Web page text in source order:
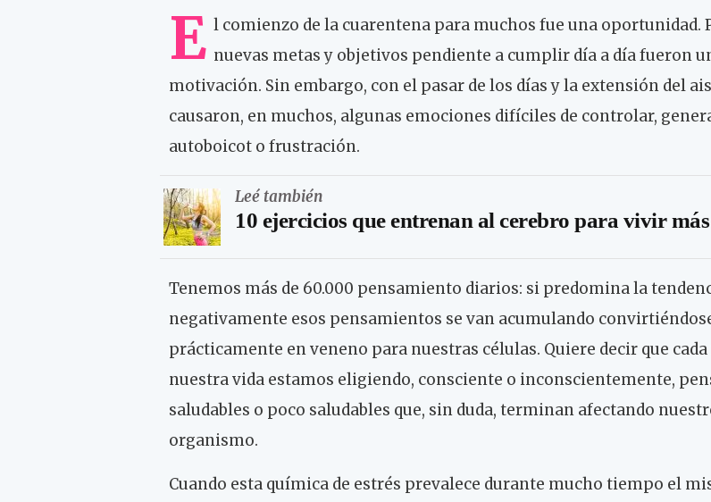
E l comienzo de la cuarentena para muchos fue una oportunidad.
nuevas metas y objetivos pendiente a cumplir día a día fueron
motivación. Sin embargo, con el pasar de los días y la extensión del
causaron, en muchos, algunas emociones difíciles de controlar,
autoboicot o frustración.
Leé también
10 ejercicios que entrenan al cerebro para vivir
Tenemos más de 60.000 pensamiento diarios: si predomina la
negativamente esos pensamientos se van acumulando
prácticamente en veneno para nuestras células. Quiere decir que
nuestra vida estamos eligiendo, consciente o inconscientemente,
saludables o poco saludables que, sin duda, terminan afectando
organismo.
Cuando esta química de estrés prevalece durante mucho tiempo el